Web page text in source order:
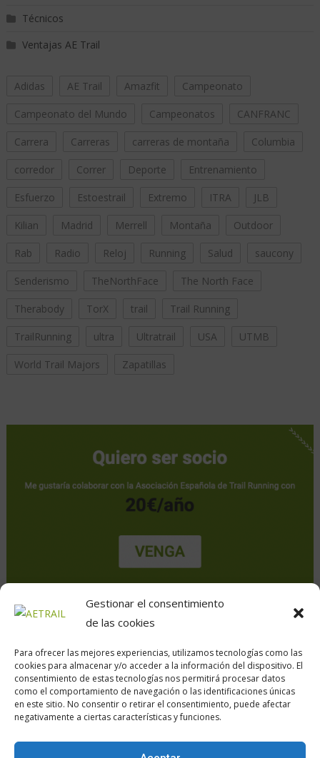
Gestionar el consentimiento
de las cookies
Para ofrecer las mejores experiencias, utilizamos tecnologías como las
cookies para almacenar y/o acceder a la información del dispositivo. El
consentimiento de estas tecnologías nos permitirá procesar datos
como el comportamiento de navegación o las identificaciones únicas
en este sitio. No consentir o retirar el consentimiento, puede afectar
negativamente a ciertas características y funciones.
Técnicos
Ventajas AE Trail
Adidas AE Trail Amazfit Campeonato
Campeonato del Mundo Campeonatos CANFRANC
Carrera Carreras carreras de montaña Columbia
corredor Correr Deporte Entrenamiento
Esfuerzo Estoestrail Extremo ITRA JLB
Kilian Madrid Merrell Montaña Outdoor
Rab Radio Reloj Running Salud saucony
Senderismo TheNorthFace The North Face
Therabody TorX trail Trail Running
TrailRunning ultra Ultratrail USA UTMB
World Trail Majors Zapatillas
Calle Daoiz, 12, Madrid